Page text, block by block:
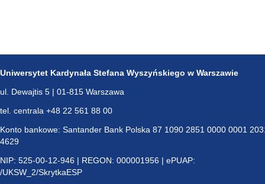
Uniwersytet Kardynała Stefana Wyszyńskiego w Warszawie
ul. Dewajtis 5 | 01-815 Warszawa
tel. centrala +48 22 561 88 00
Konto bankowe: Santander Bank Polska 87 1090 2851 0000 0001
4629
NIP: 525-00-12-946 | REGON: 000001956 | ePUAP:
/UKSW_2/SkrytkaESP